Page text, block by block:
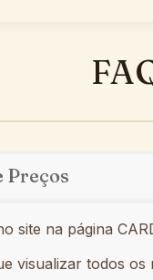
Preços
site na página
visualizar todos